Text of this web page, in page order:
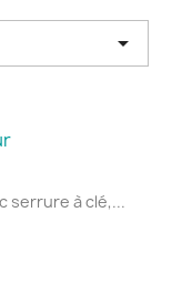

serrure à clé,...